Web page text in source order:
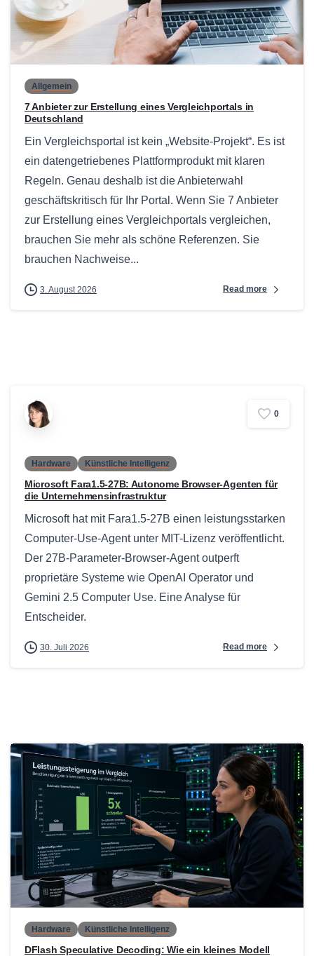
0
Allgemein
7 Anbieter zur Erstellung eines Vergleichportals in
Deutschland
Ein Vergleichsportal ist kein „Website-Projekt“. Es ist
ein datengetriebenes Plattformprodukt mit klaren
Regeln. Genau deshalb ist die Anbieterwahl
geschäftskritisch für Ihr Portal. Wenn Sie 7 Anbieter
zur Erstellung eines Vergleichportals vergleichen,
brauchen Sie mehr als schöne Referenzen. Sie
brauchen Nachweise...
3. August 2026 Read more
0
Hardware Künstliche Intelligenz
Microsoft Fara1.5-27B: Autonome Browser-Agenten für
die Unternehmensinfrastruktur
Microsoft hat mit Fara1.5-27B einen leistungsstarken
Computer-Use-Agent unter MIT-Lizenz veröffentlicht.
Der 27B-Parameter-Browser-Agent outperft
proprietäre Systeme wie OpenAI Operator und
Gemini 2.5 Computer Use. Eine Analyse für
Entscheider.
30. Juli 2026 Read more
Hardware Künstliche Intelligenz
DFlash Speculative Decoding: Wie ein kleines Modell